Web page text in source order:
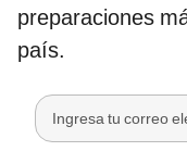
preparaciones
país.